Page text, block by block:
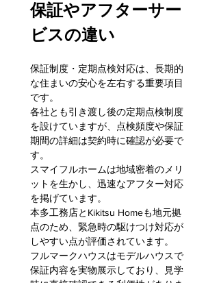
保証やアフターサー
ビスの違い
保証制度・定期点検対応は、長期的
な住まいの安心を左右する重要項目
です。
各社とも引き渡し後の定期点検制度
を設けていますが、点検頻度や保証
期間の詳細は契約時に確認が必要で
す。
スマイフルホームは地域密着のメリ
ットを生かし、迅速なアフター対応
を掲げています。
本多工務店とKikitsu Homeも地元拠
点のため、緊急時の駆けつけ対応が
しやすい点が評価されています。
フルマークハウスはモデルハウスで
保証内容を実物展示しており、見学